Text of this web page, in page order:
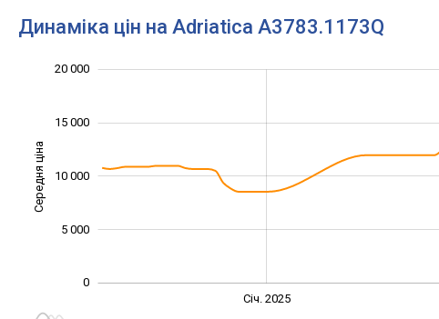
Динаміка цін на Adriatica A3783.1173Q
Середня ціна 10 000
0
5 000
10 000
15 000
20 000
Січ. 2025